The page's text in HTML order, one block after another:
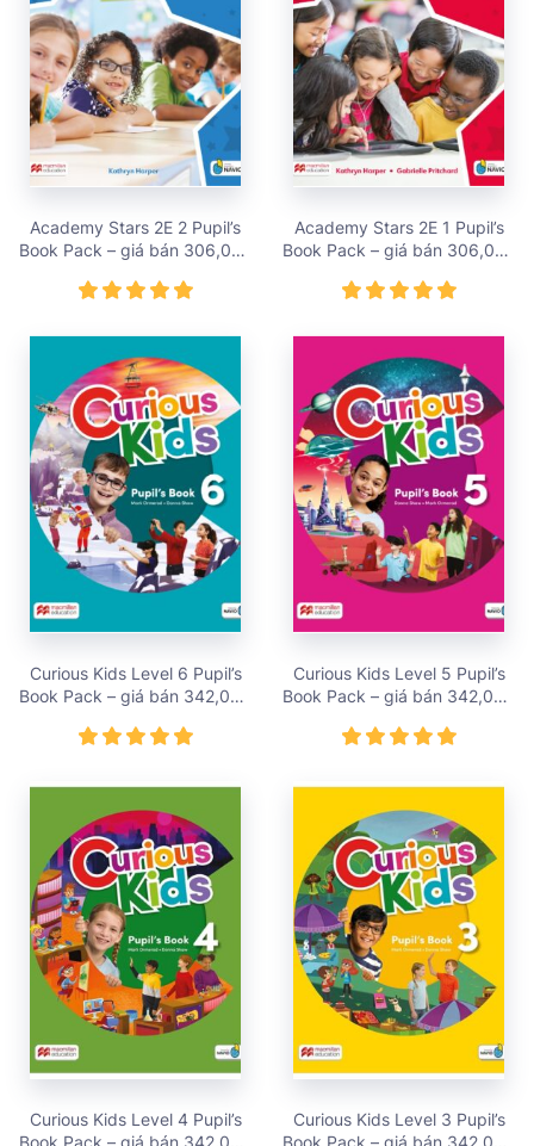
Academy Stars 2E 2 Pupil’s
Book Pack – giá bán 306,000
Academy Stars 2E 1 Pupil’s
Book Pack – giá bán 306,000
Curious Kids Level 6 Pupil’s
Book Pack – giá bán 342,000
Curious Kids Level 5 Pupil’s
Book Pack – giá bán 342,000
Curious Kids Level 4 Pupil’s
Curious Kids Level 3 Pupil’s